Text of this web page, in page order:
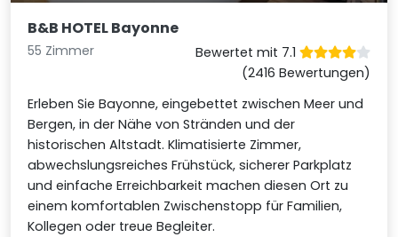
B&B HOTEL Bayonne
55 Zimmer
Bewertet mit 7.1
(2416 Bewertungen)
Erleben Sie Bayonne, eingebettet zwischen Meer und
Bergen, in der Nähe von Stränden und der
historischen Altstadt. Klimatisierte Zimmer,
abwechslungsreiches Frühstück, sicherer Parkplatz
und einfache Erreichbarkeit machen diesen Ort zu
einem komfortablen Zwischenstopp für Familien,
Kollegen oder treue Begleiter.